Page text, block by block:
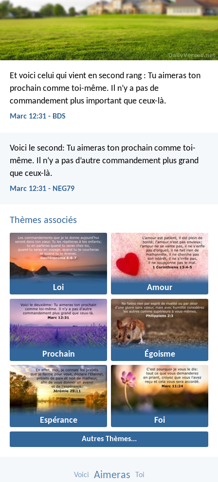
Et voici celui qui vient en second rang : Tu aimeras ton
prochain comme toi-même. Il n’y a pas de
commandement plus important que ceux-là.
Marc 12:31 - BDS
Voici le second: Tu aimeras ton prochain comme toi-
même. Il n’y a pas d’autre commandement plus grand
que ceux-là.
Marc 12:31 - NEG79
Thèmes associés
Loi Amour
Prochain Égoisme
Espérance Foi
Autres Thèmes...
Voici Aimeras Toi